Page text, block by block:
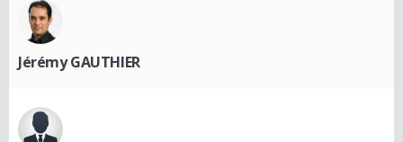
Jérémy GAUTHIER